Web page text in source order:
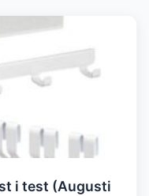
i test (Augusti